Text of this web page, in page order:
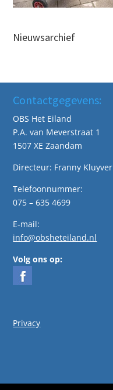
Nieuwsarchief
Contactgegevens:
OBS Het Eiland
P.A. van Meverstraat 1
1507 XE Zaandam
Directeur: Franny Kluyver
Telefoonnummer:
075 – 635 4699
E-mail:
info@obsheteiland.nl
Volg ons op:
Privacy